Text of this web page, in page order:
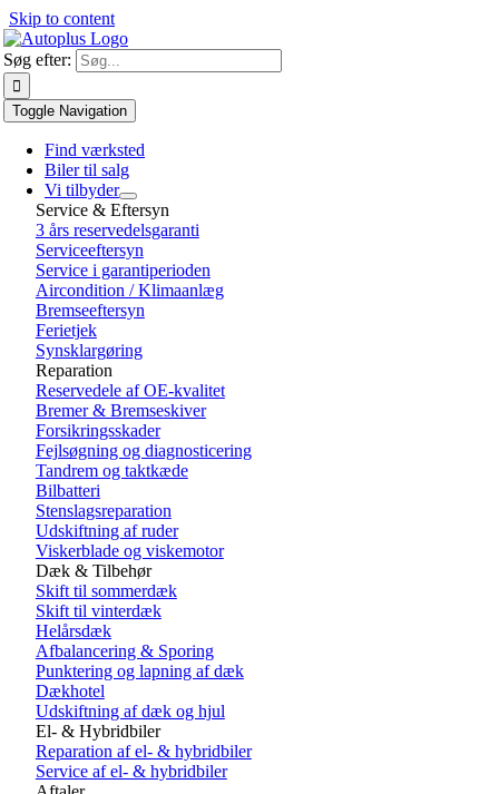
Skip to content
Søg efter:
Toggle Navigation
Find værksted
Biler til salg
Vi tilbyder
Service & Eftersyn
3 års reservedelsgaranti
Serviceeftersyn
Service i garantiperioden
Aircondition / Klimaanlæg
Bremseeftersyn
Ferietjek
Synsklargøring
Reparation
Reservedele af OE-kvalitet
Bremer & Bremseskiver
Forsikringsskader
Fejlsøgning og diagnosticering
Tandrem og taktkæde
Bilbatteri
Stenslagsreparation
Udskiftning af ruder
Viskerblade og viskemotor
Dæk & Tilbehør
Skift til sommerdæk
Skift til vinterdæk
Helårsdæk
Afbalancering & Sporing
Punktering og lapning af dæk
Dækhotel
Udskiftning af dæk og hjul
El- & Hybridbiler
Reparation af el- & hybridbiler
Service af el- & hybridbiler